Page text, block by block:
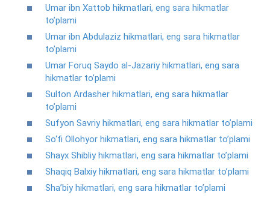
Umar ibn Xattob hikmatlari, eng sara hikmatlar
to’plami
Umar ibn Abdulaziz hikmatlari, eng sara hikmatlar
to’plami
Umar Foruq Saydo al-Jazariy hikmatlari, eng sara
hikmatlar to’plami
Sulton Ardasher hikmatlari, eng sara hikmatlar
to’plami
Sufyon Savriy hikmatlari, eng sara hikmatlar to’plami
So‘fi Ollohyor hikmatlari, eng sara hikmatlar to’plami
Shayx Shibliy hikmatlari, eng sara hikmatlar to’plami
Shaqiq Balxiy hikmatlari, eng sara hikmatlar to’plami
Sha’biy hikmatlari, eng sara hikmatlar to’plami